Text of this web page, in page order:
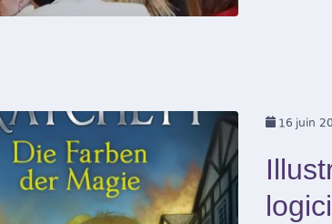
16 juin